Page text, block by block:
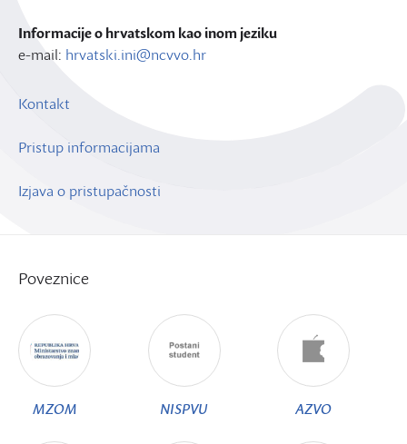
Informacije o hrvatskom kao inom jeziku
e-mail: hrvatski.ini@ncvvo.hr
Kontakt
Pristup informacijama
Izjava o pristupačnosti
Poveznice
MZOM NISPVU AZVO